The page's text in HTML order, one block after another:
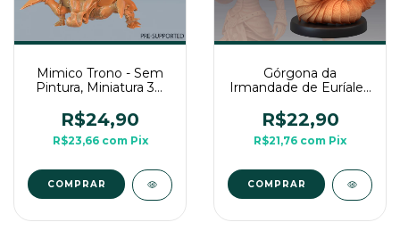
Mimico Trono - Sem
Pintura, Miniatura 3D
Mesa
R$24,90
R$23,66 com Pix
COMPRAR
Górgona da
Irmandade de Euríale -
3D Média Para Rpg de
Mesa
R$22,90
R$21,76 com Pix
COMPRAR